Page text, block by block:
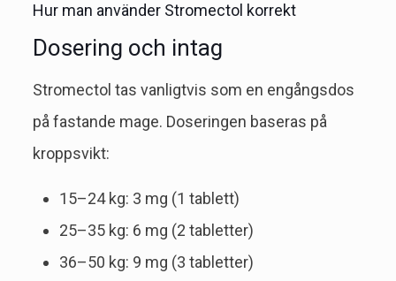
Hur man använder Stromectol korrekt
Dosering och intag
Stromectol tas vanligtvis som en engångsdos
på fastande mage. Doseringen baseras på
kroppsvikt:
15–24 kg: 3 mg (1 tablett)
25–35 kg: 6 mg (2 tabletter)
36–50 kg: 9 mg (3 tabletter)